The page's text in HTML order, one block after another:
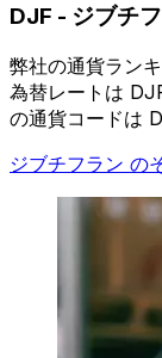
DJF - ジブチ
弊社の通貨ラン
為替レートは
の通貨コードは
ジブチフラン の